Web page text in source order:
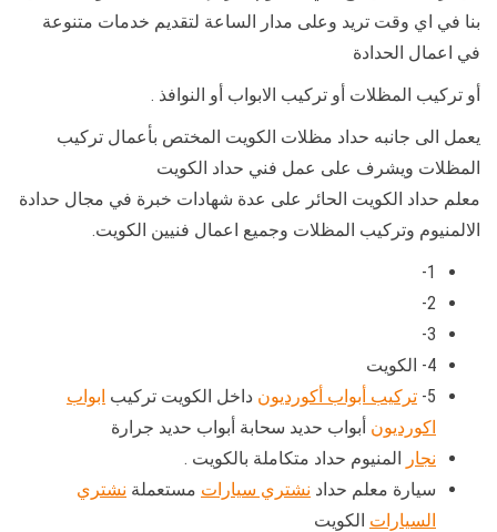
بنا في اي وقت تريد وعلى مدار الساعة لتقديم خدمات متنوعة
في اعمال الحدادة
أو تركيب المظلات أو تركيب الابواب أو النوافذ .
يعمل الى جانبه حداد مظلات الكويت المختص بأعمال تركيب
المظلات ويشرف على عمل فني حداد الكويت
معلم حداد الكويت الحائر على عدة شهادات خبرة في مجال حدادة
الالمنيوم وتركيب المظلات وجميع اعمال فنيين الكويت.
1-
2-
3-
4- الكويت
5- تركيب أبواب أكورديون داخل الكويت تركيب ابواب
اكورديون أبواب حديد سحابة أبواب حديد جرارة
نجار المنيوم حداد متكاملة بالكويت .
سيارة معلم حداد نشتري سيارات مستعملة نشتري
السيارات الكويت